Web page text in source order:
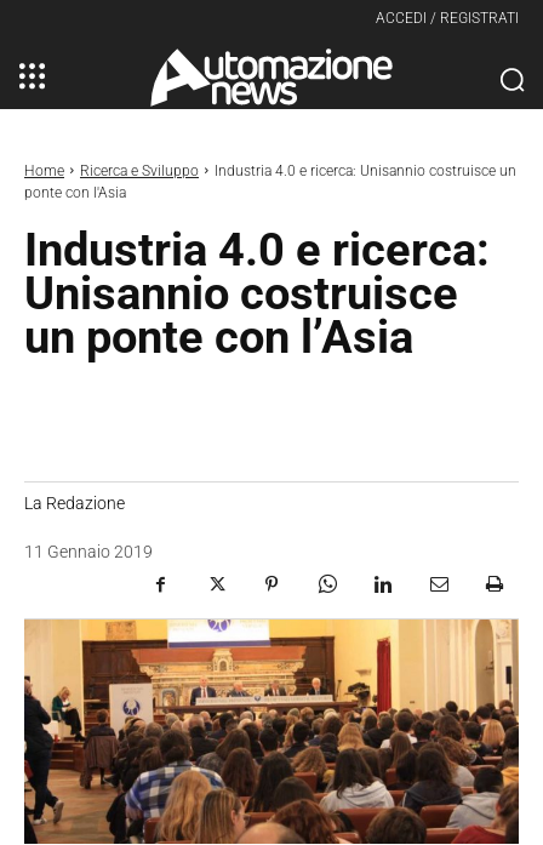
ACCEDI / REGISTRATI
Home Ricerca e Sviluppo
Industria 4.0 e ricerca: Unisannio costruisce un
ponte con l'Asia
Industria 4.0 e ricerca:
Unisannio costruisce
un ponte con l’Asia
La Redazione
11 Gennaio 2019